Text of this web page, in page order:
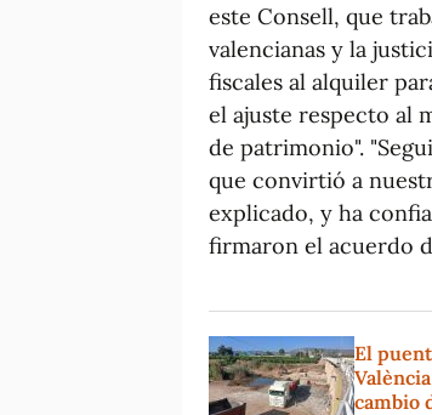
este Consell, que
valencianas y la
fiscales al alquiler
el ajuste respecto al
de patrimonio".
que convirtió a
explicado, y ha
firmaron el acuerdo
El
cambio